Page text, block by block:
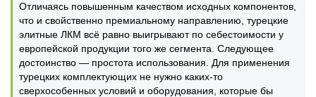
Отличаясь повышенным качеством исходных компонентов,
что и свойственно премиальному направлению, турецкие
элитные ЛКМ всё равно выигрывают по себестоимости у
европейской продукции того же сегмента. Следующее
достоинство — простота использования. Для применения
турецких комплектующих не нужно каких-то
сверхособенных условий и оборудования, которые бы